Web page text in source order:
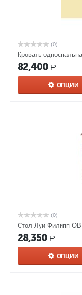
(0)
Кровать
82,400 Р
ОПЦИИ
(0)
Стол Луи Филипп ОВ
28,350 Р
ОПЦИИ